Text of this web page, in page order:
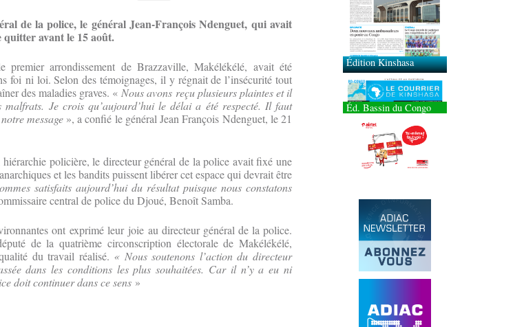
de la police, le général Jean-François Ndenguet, qui avait
quitter avant le 15 août.
arrondissement de Brazzaville, Makélékélé, avait été
foi ni loi. Selon des témoignages, il y régnait de l’insécurité tout
des maladies graves. « Nous avons reçu plusieurs plaintes et il
Je crois qu’aujourd’hui le délai a été respecté. Il faut
message », a confié le général Jean François Ndenguet, le 21
policière, le directeur général de la police avait fixé une
et les bandits puissent libérer cet espace qui devrait être
satisfaits aujourd’hui du résultat puisque nous constatons
central de police du Djoué, Benoît Samba.
ont exprimé leur joie au directeur général de la police.
de la quatrième circonscription électorale de Makélékélé,
du travail réalisé. « Nous soutenons l’action du directeur
dans les conditions les plus souhaitées. Car il n’y a eu ni
doit continuer dans ce sens »
Éd. Bassin du Congo